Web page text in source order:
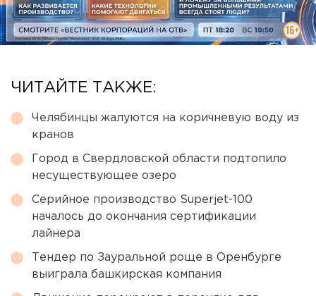
ЧИТАЙТЕ ТАКЖЕ:
Челябинцы жалуются на коричневую воду из
кранов
Город в Свердловской области подтопило
несуществующее озеро
Серийное производство Superjet-100
началось до окончания сертификации
лайнера
Тендер по Зауральной роще в Оренбурге
выиграла башкирская компания